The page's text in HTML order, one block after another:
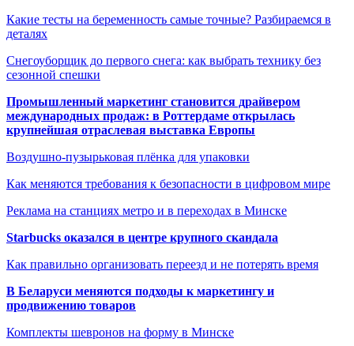
Какие тесты на беременность самые точные? Разбираемся в
деталях
Снегоуборщик до первого снега: как выбрать технику без
сезонной спешки
Промышленный маркетинг становится драйвером
международных продаж: в Роттердаме открылась
крупнейшая отраслевая выставка Европы
Воздушно-пузырьковая плёнка для упаковки
Как меняются требования к безопасности в цифровом мире
Реклама на станциях метро и в переходах в Минске
Starbucks оказался в центре крупного скандала
Как правильно организовать переезд и не потерять время
В Беларуси меняются подходы к маркетингу и
продвижению товаров
Комплекты шевронов на форму в Минске